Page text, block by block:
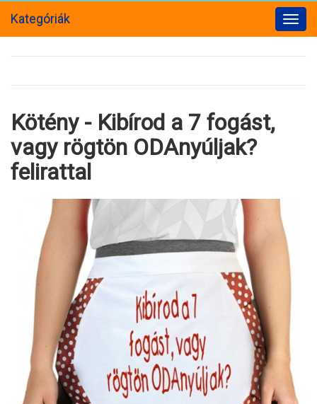
Kategóriák
Kötény - Kibírod a 7 fogást,
vagy rögtön ODAnyúljak?
felirattal